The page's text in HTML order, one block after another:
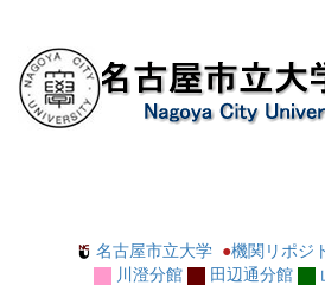
名古屋市立大学 ●機関リポジ
川澄分館
田辺通分館